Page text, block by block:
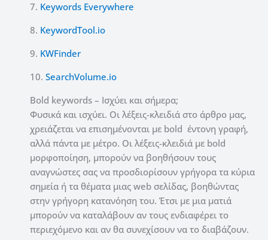
7. Keywords Everywhere
8. KeywordTool.io
9. KWFinder
10. SearchVolume.io
Bold keywords – Ισχύει και σήμερα;
Φυσικά και ισχύει. Οι λέξεις-κλειδιά στο άρθρο μας,
χρειάζεται να επισημένονται με bold έντονη γραφή,
αλλά πάντα με μέτρο. Οι λέξεις-κλειδιά με bold
μορφοποίηση, μπορούν να βοηθήσουν τους
αναγνώστες σας να προσδιορίσουν γρήγορα τα κύρια
σημεία ή τα θέματα μιας web σελίδας, βοηθώντας
στην γρήγορη κατανόηση του. Έτσι με μια ματιά
μπορούν να καταλάβουν αν τους ενδιαφέρει το
περιεχόμενο και αν θα συνεχίσουν να το διαβάζουν.